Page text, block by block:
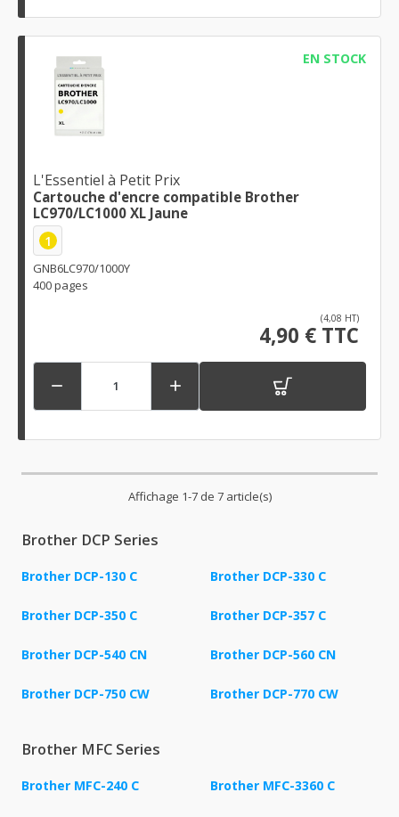
EN STOCK
L'Essentiel à Petit Prix
Cartouche d'encre compatible Brother
LC970/LC1000 XL Jaune
1
GNB6LC970/1000Y
400 pages
(4,08 HT)
4,90 € TTC
 
Affichage 1-7 de 7 article(s)
Brother DCP Series
Brother DCP-130 C Brother DCP-330 C
Brother DCP-350 C Brother DCP-357 C
Brother DCP-540 CN Brother DCP-560 CN
Brother DCP-750 CW Brother DCP-770 CW
Brother MFC Series
Brother MFC-240 C Brother MFC-3360 C